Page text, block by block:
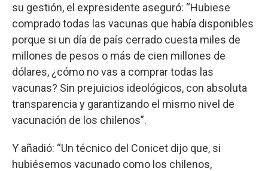
su gestión, el expresidente aseguró: “Hubiese
comprado todas las vacunas que había disponibles
porque si un día de país cerrado cuesta miles de
millones de pesos o más de cien millones de
dólares, ¿cómo no vas a comprar todas las
vacunas? Sin prejuicios ideológicos, con absoluta
transparencia y garantizando el mismo nivel de
vacunación de los chilenos”.
Y añadió: “Un técnico del Conicet dijo que, si
hubiésemos vacunado como los chilenos,